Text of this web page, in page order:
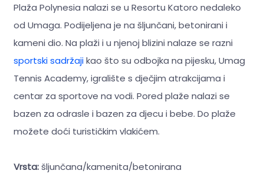
Plaža Polynesia nalazi se u Resortu Katoro nedaleko
od Umaga. Podijeljena je na šljunčani, betonirani i
kameni dio. Na plaži i u njenoj blizini nalaze se razni
sportski sadržajikao što su odbojka na pijesku, Umag
Tennis Academy, igralište s dječjim atrakcijama i
centar za sportove na vodi. Pored plaže nalazi se
bazen za odrasle i bazen za djecu i bebe. Do plaže
možete doći turističkim vlakićem.
Vrsta:šljunčana/kamenita/betonirana